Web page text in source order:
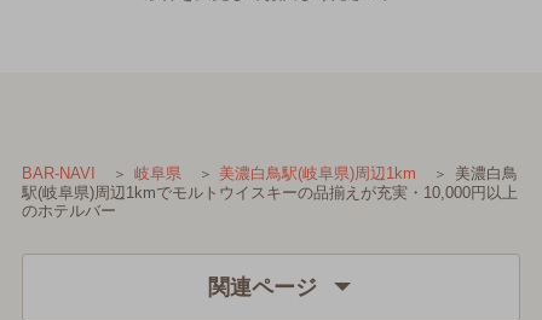
BAR-NAVI 岐阜県 美濃白鳥駅(岐阜県)周辺1km
美濃白鳥
駅(岐阜県)周辺1kmでモルトウイスキーの品揃えが充実・10,000円以上
のホテルバー
関連ページ